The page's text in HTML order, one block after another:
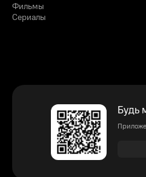
Фильмы
Сериалы
Будь